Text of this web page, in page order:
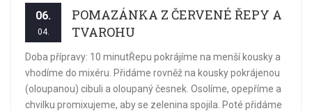
06.
04.
POMAZÁNKA Z ČERVENÉ ŘEPY A
TVAROHU
Doba přípravy: 10 minutŘepu pokrájíme na menší kousky a
vhodíme do mixéru. Přidáme rovněž na kousky pokrájenou
(oloupanou) cibuli a oloupaný česnek. Osolíme, opepříme a
chvilku promixujeme, aby se zelenina spojila. Poté přidáme